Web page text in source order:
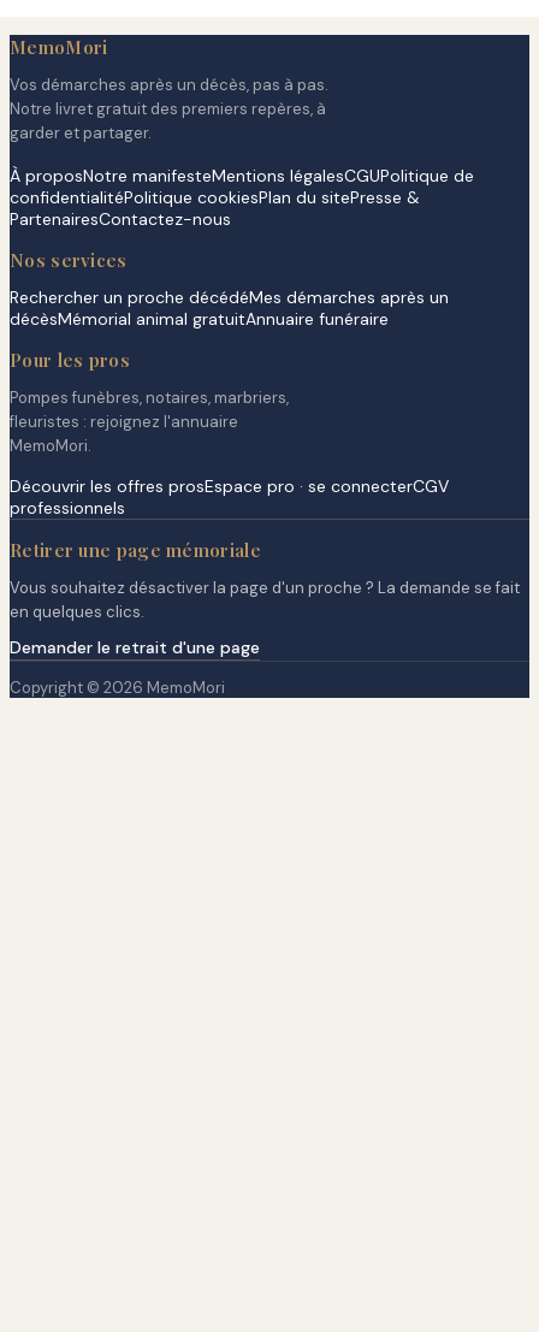
MemoMori
Vos démarches après un décès, pas à pas.
Notre livret gratuit des premiers repères, à
garder et partager.
À proposNotre manifesteMentions légalesCGUPolitique de
confidentialitéPolitique cookiesPlan du sitePresse &
PartenairesContactez-nous
Nos services
Rechercher un proche décédéMes démarches après un
décèsMémorial animal gratuitAnnuaire funéraire
Pour les pros
Pompes funèbres, notaires, marbriers,
fleuristes : rejoignez l'annuaire
MemoMori.
Découvrir les offres prosEspace pro · se connecterCGV
professionnels
Retirer une page mémoriale
Vous souhaitez désactiver la page d'un proche ? La demande se fait
en quelques clics.
Demander le retrait d'une page
Copyright © 2026 MemoMori